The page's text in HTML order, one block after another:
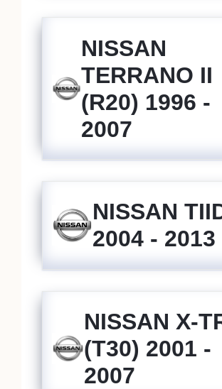
NISSAN
TERRANO II
(R20) 1996 -
2007
NISSAN
2004 - 2013
NISSAN X-
(T30) 2001 -
2007